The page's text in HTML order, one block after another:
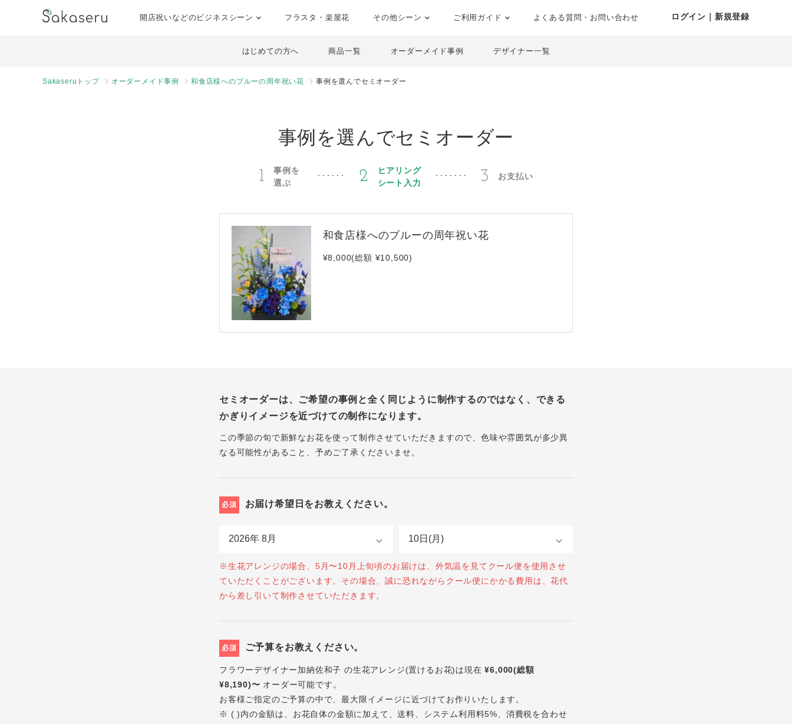
開店祝いなどのビジネスシーン フラスタ・楽屋花 その他シーン ご利用ガイド よくある質問・お問い合わせ ログイン｜新規登録
はじめての方へ 商品一覧 オーダーメイド事例 デザイナー一覧
Sakaseruトップ オーダーメイド事例 和食店様へのブルーの周年祝い花 事例を選んでセミオーダー
事例を選んでセミオーダー
1
事例を
選ぶ
2
ヒアリング
シート入力
3 お支払い
和食店様へのブルーの周年祝い花
¥8,000(総額 ¥10,500)
セミオーダーは、ご希望の事例と全く同じように制作するのではなく、できる
かぎりイメージを近づけての制作になります。
この季節の旬で新鮮なお花を使って制作させていただきますので、色味や雰囲気が多少異
なる可能性があること、予めご了承くださいませ。
必須 お届け希望日をお教えください。
※生花アレンジの場合、5月〜10月上旬頃のお届けは、外気温を見てクール便を使用させ
ていただくことがございます。その場合、誠に恐れながらクール便にかかる費用は、花代
から差し引いて制作させていただきます。
必須 ご予算をお教えください。
フラワーデザイナー加納佐和子 の生花アレンジ(置けるお花)は現在¥6,000(総額
¥8,190)〜 オーダー可能です。
お客様ご指定のご予算の中で、最大限イメージに近づけてお作りいたします。
※ ( )内の金額は、お花自体の金額に加えて、送料、システム利用料5%、消費税を合わせ